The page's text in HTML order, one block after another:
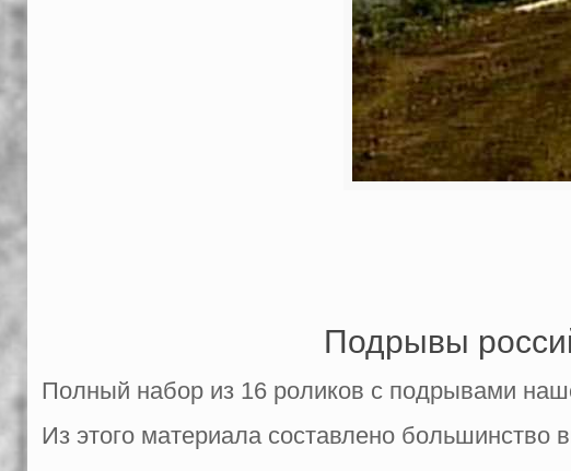
Подрывы
Полный набор из 16 роликов с подрывами
Из этого материала составлено большинство